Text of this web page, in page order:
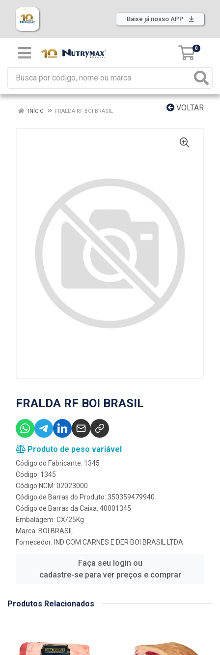
Baixe já nosso APP
0
VOLTAR
INÍCIO FRALDA RF BOI BRASIL
FRALDA RF BOI BRASIL
Produto de peso variável
Código do Fabricante: 1345
Código: 1345
Código NCM: 02023000
Código de Barras do Produto: 350359479940
Código de Barras da Caixa: 40001345
Embalagem: CX/25Kg
Marca: BOI BRASIL
Fornecedor: IND COM CARNES E DER BOI BRASIL LTDA
Faça seu login ou
cadastre-se para ver preços e comprar
Produtos Relacionados